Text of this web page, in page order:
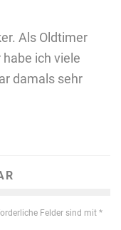
Als Oldtimer
ich viele
damals sehr
Felder sind mit *